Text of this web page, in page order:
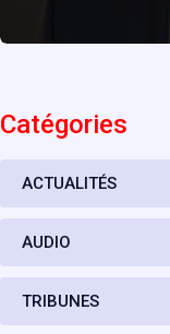
Catégories
ACTUALITÉS
AUDIO
TRIBUNES